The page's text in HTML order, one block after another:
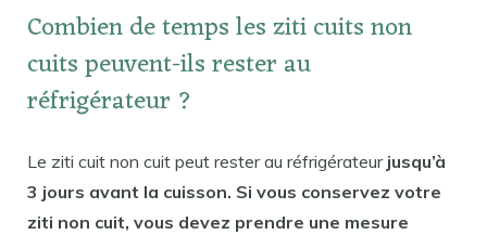
Combien de temps les ziti cuits non
cuits peuvent-ils rester au
réfrigérateur ?
Le ziti cuit non cuit peut rester au réfrigérateur jusqu’à
3 jours avant la cuisson. Si vous conservez votre
ziti non cuit, vous devez prendre une mesure